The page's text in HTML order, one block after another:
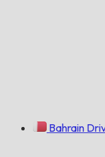
Bahrain